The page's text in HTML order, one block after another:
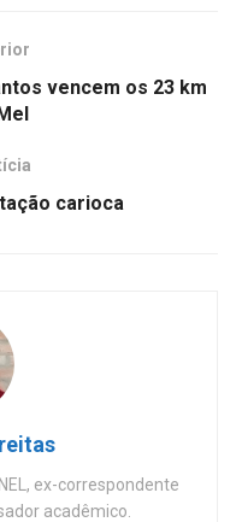
vencem os 23 km
carioca
ex-correspondente
acadêmico.